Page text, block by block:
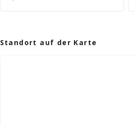
Standort auf der Karte